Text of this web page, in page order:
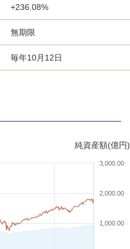
+236.08%
無期限
毎年10月12日
純資産額(億円)
1,000.00
2,000.00
3,000.00